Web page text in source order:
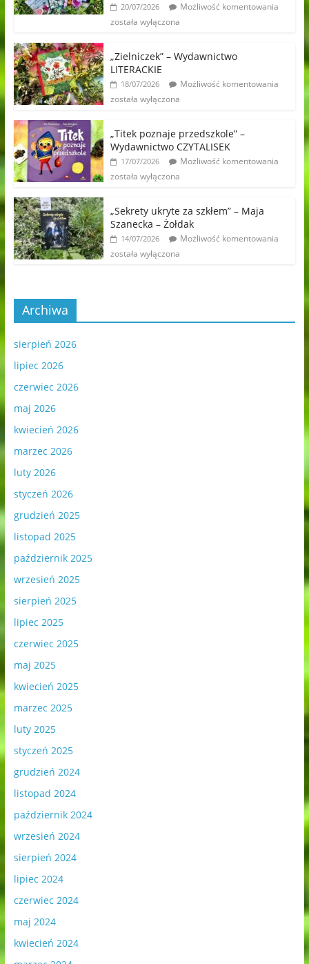
20/07/2026
Możliwość komentowania
została wyłączona
„Zielniczek” – Wydawnictwo
LITERACKIE
18/07/2026
Możliwość komentowania
została wyłączona
„Titek poznaje przedszkole” –
Wydawnictwo CZYTALISEK
17/07/2026
Możliwość komentowania
została wyłączona
„Sekrety ukryte za szkłem” – Maja
Szanecka – Żołdak
14/07/2026
Możliwość komentowania
została wyłączona
Archiwa
sierpień 2026
lipiec 2026
czerwiec 2026
maj 2026
kwiecień 2026
marzec 2026
luty 2026
styczeń 2026
grudzień 2025
listopad 2025
październik 2025
wrzesień 2025
sierpień 2025
lipiec 2025
czerwiec 2025
maj 2025
kwiecień 2025
marzec 2025
luty 2025
styczeń 2025
grudzień 2024
listopad 2024
październik 2024
wrzesień 2024
sierpień 2024
lipiec 2024
czerwiec 2024
maj 2024
kwiecień 2024